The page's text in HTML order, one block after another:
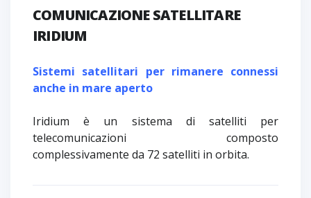
COMUNICAZIONE SATELLITARE
IRIDIUM
Sistemi satellitari per rimanere connessi
anche in mare aperto
Iridium è un sistema di satelliti per
telecomunicazioni composto
complessivamente da 72 satelliti in orbita.